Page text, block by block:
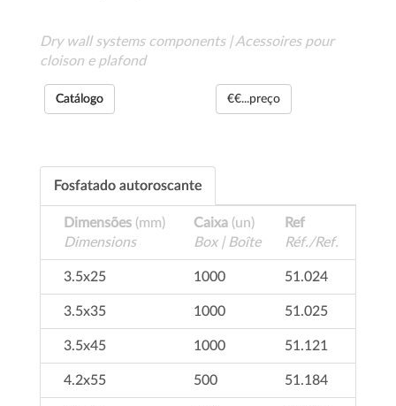
Dry wall systems components | Acessoires pour
cloison e plafond
Catálogo €€...preço
Fosfatado autoroscante
Dimensões (mm)
Dimensions
Caixa (un)
Box | Boîte
Ref
Réf./Ref.
3.5x25 1000 51.024
3.5x35 1000 51.025
3.5x45 1000 51.121
4.2x55 500 51.184